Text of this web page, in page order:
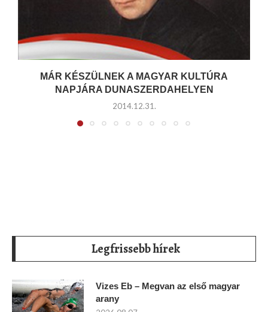
MÁR KÉSZÜLNEK A MAGYAR KULTÚRA
NAPJÁRA DUNASZERDAHELYEN
2014.12.31.
Legfrissebb hírek
Vizes Eb – Megvan az első magyar
arany